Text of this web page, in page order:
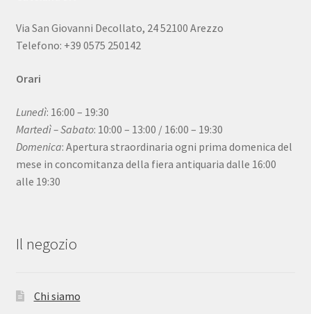
Via San Giovanni Decollato, 24 52100 Arezzo
Telefono: +39 0575 250142
Orari
Lunedì: 16:00 – 19:30
Martedì – Sabato: 10:00 – 13:00 / 16:00 – 19:30
Domenica: Apertura straordinaria ogni prima domenica del
mese in concomitanza della fiera antiquaria dalle 16:00
alle 19:30
Il negozio
Chi siamo